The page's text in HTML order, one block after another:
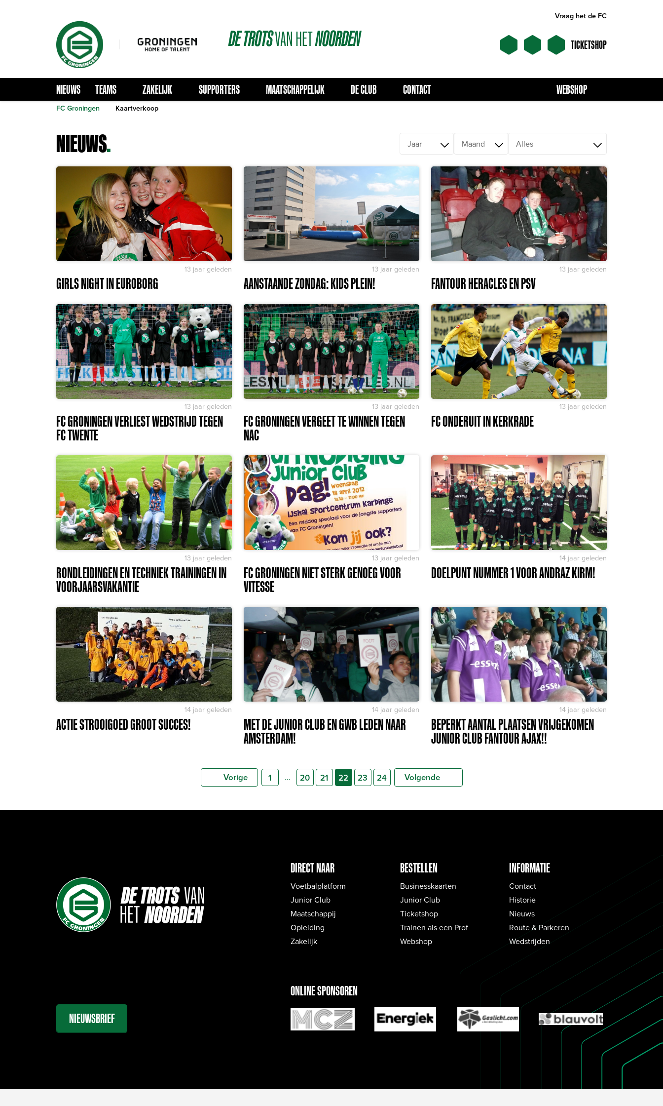
Vraag het de FC
DETROTSVANHETNOORDEN TICKETSHOP
NIEUWS TEAMS ZAKELIJK SUPPORTERS MAATSCHAPPELIJK DE CLUB CONTACT WEBSHOP
FC Groningen Kaartverkoop
NIEUWS.
13 jaar geleden
GIRLS NIGHT IN EUROBORG
13 jaar geleden
AANSTAANDE ZONDAG: KIDS PLEIN!
13 jaar geleden
FANTOUR HERACLES EN PSV
13 jaar geleden
FC GRONINGEN VERLIEST WEDSTRIJD TEGEN
FC TWENTE
13 jaar geleden
FC GRONINGEN VERGEET TE WINNEN TEGEN
NAC
13 jaar geleden
FC ONDERUIT IN KERKRADE
13 jaar geleden
RONDLEIDINGEN EN TECHNIEK TRAININGEN IN
VOORJAARSVAKANTIE
13 jaar geleden
FC GRONINGEN NIET STERK GENOEG VOOR
VITESSE
14 jaar geleden
DOELPUNT NUMMER 1 VOOR ANDRAZ KIRM!
14 jaar geleden
ACTIE STROOIGOED GROOT SUCCES!
14 jaar geleden
MET DE JUNIOR CLUB EN GWB LEDEN NAAR
AMSTERDAM!
14 jaar geleden
BEPERKT AANTAL PLAATSEN VRIJGEKOMEN
JUNIOR CLUB FANTOUR AJAX!!
Vorige 1 … 20 21 22 23 24 Volgende
DIRECT NAAR
Voetbalplatform
Junior Club
Maatschappij
Opleiding
Zakelijk
BESTELLEN
Businesskaarten
Junior Club
Ticketshop
Trainen als een Prof
Webshop
INFORMATIE
Contact
Historie
Nieuws
Route & Parkeren
Wedstrijden
NIEUWSBRIEF
ONLINE SPONSOREN